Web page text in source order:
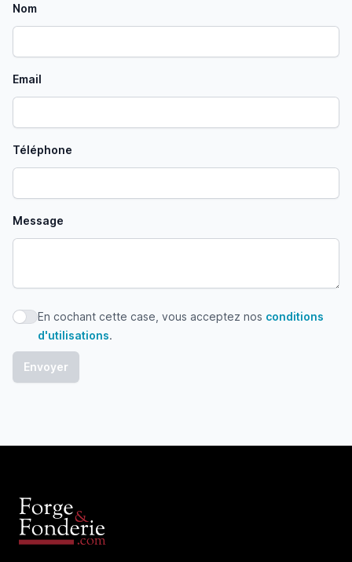
Nom
Email
Téléphone
Message
En cochant cette case, vous acceptez nos conditions
En cochant cette case, vous acceptez nos conditions
d'utilisations.